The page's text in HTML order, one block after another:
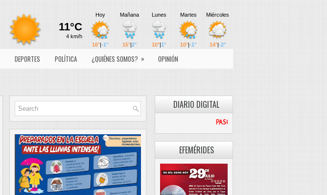
DEPORTES POLÍTICA ¿QUIÉNES SOMOS? »
OPINIÓN
DIARIO DIGITAL
EFEMÉRIDES